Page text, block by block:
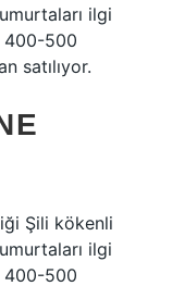
ilgi
400-500
satılıyor.
Şili kökenli
ilgi
400-500